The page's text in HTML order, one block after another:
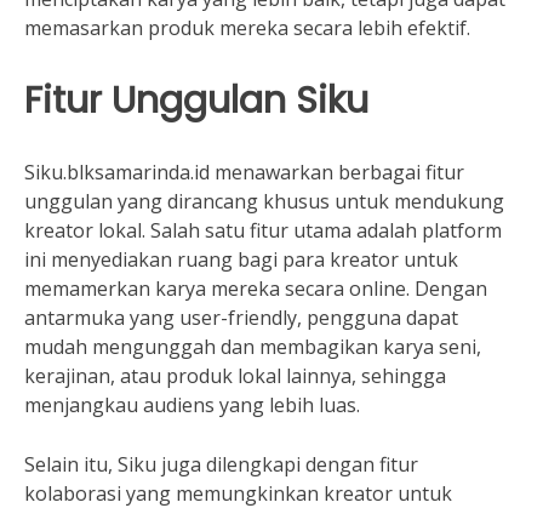
memasarkan produk mereka secara lebih efektif.
Fitur Unggulan Siku
Siku.blksamarinda.id menawarkan berbagai fitur
unggulan yang dirancang khusus untuk mendukung
kreator lokal. Salah satu fitur utama adalah platform
ini menyediakan ruang bagi para kreator untuk
memamerkan karya mereka secara online. Dengan
antarmuka yang user-friendly, pengguna dapat
mudah mengunggah dan membagikan karya seni,
kerajinan, atau produk lokal lainnya, sehingga
menjangkau audiens yang lebih luas.
Selain itu, Siku juga dilengkapi dengan fitur
kolaborasi yang memungkinkan kreator untuk